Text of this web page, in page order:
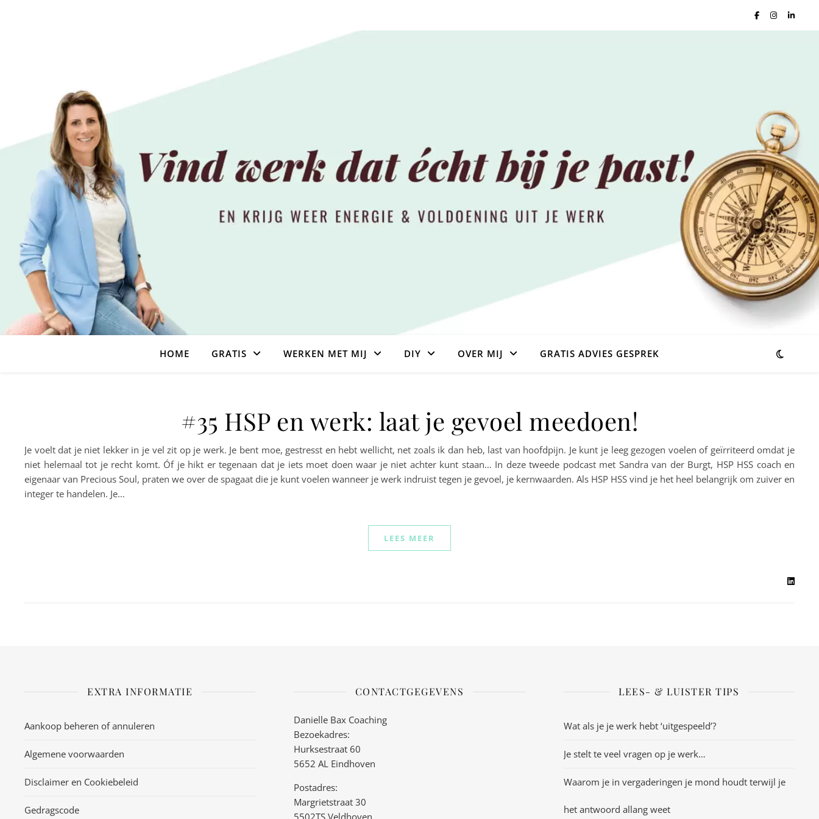
HOME GRATIS WERKEN MET MIJ DIY OVER MIJ GRATIS ADVIES GESPREK
#35 HSP en werk: laat je gevoel meedoen!
Je voelt dat je niet lekker in je vel zit op je werk. Je bent moe, gestresst en hebt wellicht, net zoals ik dan heb, last van hoofdpijn. Je kunt je leeg gezogen voelen of geïrriteerd omdat je
niet helemaal tot je recht komt. Óf je hikt er tegenaan dat je iets moet doen waar je niet achter kunt staan… In deze tweede podcast met Sandra van der Burgt, HSP HSS coach en
eigenaar van Precious Soul, praten we over de spagaat die je kunt voelen wanneer je werk indruist tegen je gevoel, je kernwaarden. Als HSP HSS vind je het heel belangrijk om zuiver en
integer te handelen. Je…
LEES MEER
EXTRA INFORMATIE
Aankoop beheren of annuleren
Algemene voorwaarden
Disclaimer en Cookiebeleid
Gedragscode
CONTACTGEGEVENS
Danielle Bax Coaching
Bezoekadres:
Hurksestraat 60
5652 AL Eindhoven
Postadres:
Margrietstraat 30
5502TS Veldhoven
LEES- & LUISTER TIPS
Wat als je je werk hebt ‘uitgespeeld’?
Je stelt te veel vragen op je werk…
Waarom je in vergaderingen je mond houdt terwijl je
het antwoord allang weet